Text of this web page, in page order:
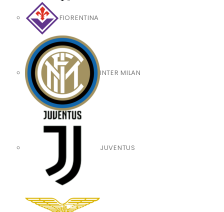
FIORENTINA
INTER MILAN
JUVENTUS